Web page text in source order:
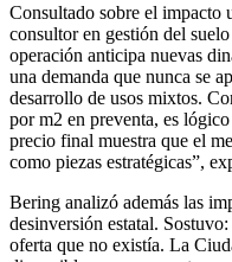
Consultado sobre el impacto
consultor en gestión del suelo
operación anticipa nuevas
una demanda que nunca se
desarrollo de usos mixtos.
por m2 en preventa, es
precio final muestra que el
como piezas estratégicas”,
Bering analizó además las
desinversión estatal.
oferta que no existía. La